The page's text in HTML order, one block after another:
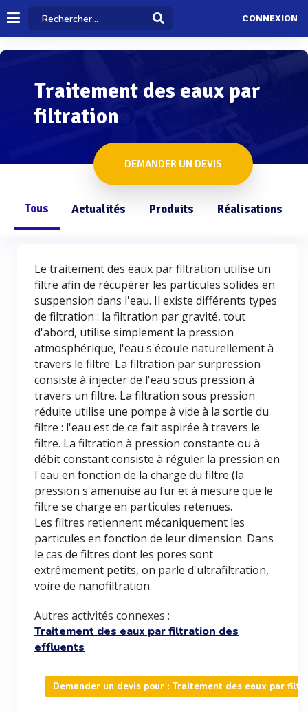
CONNEXION
Traitement des eaux par
filtration
DEMANDER UN DEVIS
Tous Actualités Produits Réalisations
Le traitement des eaux par filtration utilise un
filtre afin de récupérer les particules solides en
suspension dans l'eau. Il existe différents types
de filtration : la filtration par gravité, tout
d'abord, utilise simplement la pression
atmosphérique, l'eau s'écoule naturellement à
travers le filtre. La filtration par surpression
consiste à injecter de l'eau sous pression à
travers un filtre. La filtration sous pression
réduite utilise une pompe à vide à la sortie du
filtre : l'eau est de ce fait aspirée à travers le
filtre. La filtration à pression constante ou à
débit constant consiste à réguler la pression en
l'eau en fonction de la charge du filtre (la
pression s'amenuise au fur et à mesure que le
filtre se charge en particules retenues.
Les filtres retiennent mécaniquement les
particules en fonction de leur dimension. Dans
le cas de filtres dont les pores sont
extrêmement petits, on parle d'ultrafiltration,
voire de nanofiltration.
Autres activités connexes :
Traitement des eaux par filtration des
effluents
Demander un devis pour : Traitement des eaux par